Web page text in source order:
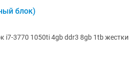
блок)
i7-3770 1050ti 4gb ddr3 8gb 1tb